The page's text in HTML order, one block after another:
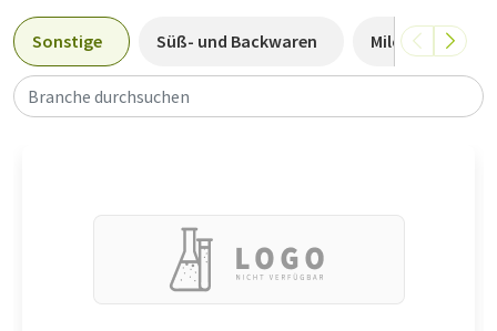
Sonstige Süß- und Backwaren
Branche durchsuchen